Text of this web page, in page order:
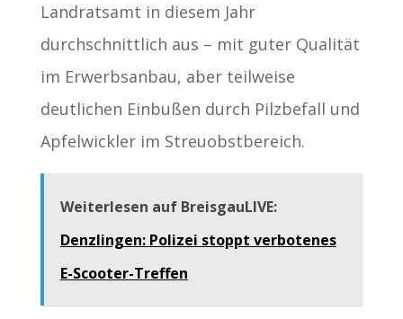
Landratsamt in diesem Jahr
durchschnittlich aus – mit guter Qualität
im Erwerbsanbau, aber teilweise
deutlichen Einbußen durch Pilzbefall und
Apfelwickler im Streuobstbereich.
Weiterlesen auf BreisgauLIVE:
Denzlingen: Polizei stoppt verbotenes
E-Scooter-Treffen